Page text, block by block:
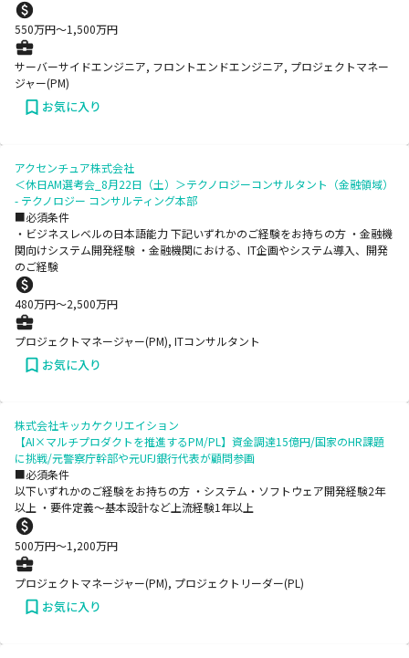
550万円〜1,500万円
サーバーサイドエンジニア, フロントエンドエンジニア, プロジェクトマネー
ジャー(PM)
お気に入り
アクセンチュア株式会社
＜休日AM選考会_8月22日（土）＞テクノロジーコンサルタント（金融領域）
- テクノロジー コンサルティング本部
■必須条件
・ビジネスレベルの日本語能力 下記いずれかのご経験をお持ちの方 ・金融機
関向けシステム開発経験 ・金融機関における、IT企画やシステム導入、開発
のご経験
480万円〜2,500万円
プロジェクトマネージャー(PM), ITコンサルタント
お気に入り
株式会社キッカケクリエイション
【AI×マルチプロダクトを推進するPM/PL】資金調達15億円/国家のHR課題
に挑戦/元警察庁幹部や元UFJ銀行代表が顧問参画
■必須条件
以下いずれかのご経験をお持ちの方 ・システム・ソフトウェア開発経験2年
以上 ・要件定義～基本設計など上流経験1年以上
500万円〜1,200万円
プロジェクトマネージャー(PM), プロジェクトリーダー(PL)
お気に入り